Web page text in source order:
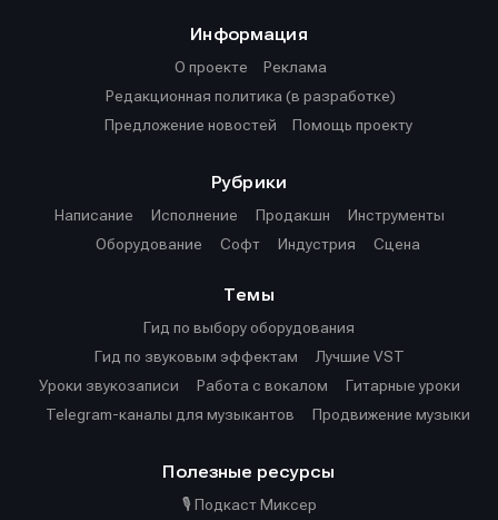
Информация
О проекте
Реклама
Редакционная политика (в разработке)
Предложение новостей
Помощь проекту
Рубрики
Написание
Исполнение Продакшн
Инструменты
Оборудование
Софт Индустрия Сцена
Темы
Гид по выбору оборудования
Гид по звуковым эффектам
Лучшие VST
Уроки звукозаписи
Работа с вокалом
Гитарные уроки
Telegram-каналы для музыкантов
Продвижение музыки
Полезные ресурсы
🎙️ Подкаст Миксер